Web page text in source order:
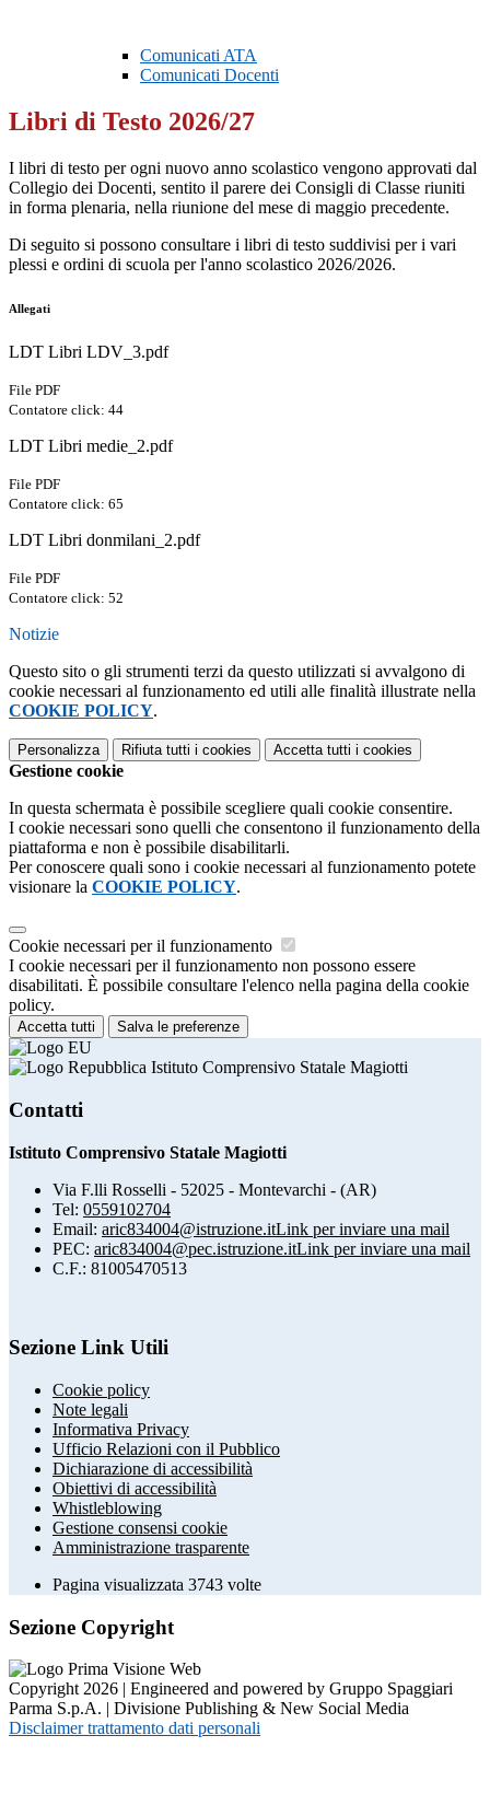
Comunicati ATA
Comunicati Docenti
Libri di Testo 2026/27
I libri di testo per ogni nuovo anno scolastico vengono approvati dal
Collegio dei Docenti, sentito il parere dei Consigli di Classe riuniti
in forma plenaria, nella riunione del mese di maggio precedente.
Di seguito si possono consultare i libri di testo suddivisi per i vari
plessi e ordini di scuola per l'anno scolastico 2026/2026.
Allegati
LDT Libri LDV_3.pdf
File PDF
Contatore click: 44
LDT Libri medie_2.pdf
File PDF
Contatore click: 65
LDT Libri donmilani_2.pdf
File PDF
Contatore click: 52
Notizie
Questo sito o gli strumenti terzi da questo utilizzati si avvalgono di
cookie necessari al funzionamento ed utili alle finalità illustrate nella
COOKIE POLICY.
Personalizza Rifiuta tutti i cookies Accetta tutti i cookies
Gestione cookie
In questa schermata è possibile scegliere quali cookie consentire.
I cookie necessari sono quelli che consentono il funzionamento della
piattaforma e non è possibile disabilitarli.
Per conoscere quali sono i cookie necessari al funzionamento potete
visionare la COOKIE POLICY.
Cookie necessari per il funzionamento
I cookie necessari per il funzionamento non possono essere
disabilitati. È possibile consultare l'elenco nella pagina della cookie
policy.
Accetta tutti Salva le preferenze
Istituto Comprensivo Statale Magiotti
Contatti
Istituto Comprensivo Statale Magiotti
Via F.lli Rosselli - 52025 - Montevarchi - (AR)
Tel: 0559102704
Email: aric834004@istruzione.itLink per inviare una mail
PEC: aric834004@pec.istruzione.itLink per inviare una mail
C.F.: 81005470513
Sezione Link Utili
Cookie policy
Note legali
Informativa Privacy
Ufficio Relazioni con il Pubblico
Dichiarazione di accessibilità
Obiettivi di accessibilità
Whistleblowing
Gestione consensi cookie
Amministrazione trasparente
Pagina visualizzata 3743 volte
Sezione Copyright
Copyright 2026 | Engineered and powered by Gruppo Spaggiari
Parma S.p.A. | Divisione Publishing & New Social Media
Disclaimer trattamento dati personali